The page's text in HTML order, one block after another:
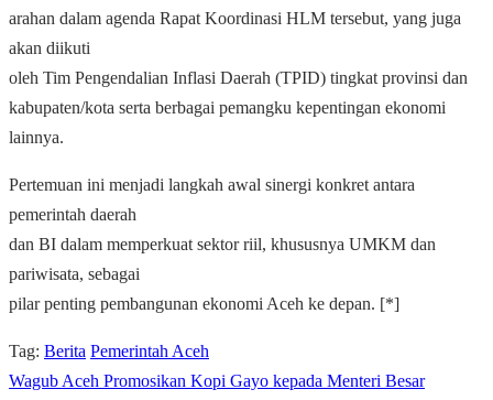
arahan dalam agenda Rapat Koordinasi HLM tersebut, yang juga
akan diikuti
oleh Tim Pengendalian Inflasi Daerah (TPID) tingkat provinsi dan
kabupaten/kota serta berbagai pemangku kepentingan ekonomi
lainnya.
Pertemuan ini menjadi langkah awal sinergi konkret antara
pemerintah daerah
dan BI dalam memperkuat sektor riil, khususnya UMKM dan
pariwisata, sebagai
pilar penting pembangunan ekonomi Aceh ke depan. [*]
Tag: Berita Pemerintah Aceh
Wagub Aceh Promosikan Kopi Gayo kepada Menteri Besar